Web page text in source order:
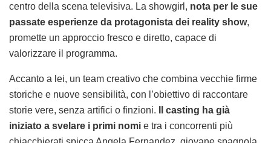
centro della scena televisiva. La showgirl, nota per le sue
passate esperienze da protagonista dei reality show,
promette un approccio fresco e diretto, capace di
valorizzare il programma.
Accanto a lei, un team creativo che combina vecchie firme
storiche e nuove sensibilità, con l’obiettivo di raccontare
storie vere, senza artifici o finzioni.
Il casting ha già
iniziato a svelare i primi nomi e tra i concorrenti più